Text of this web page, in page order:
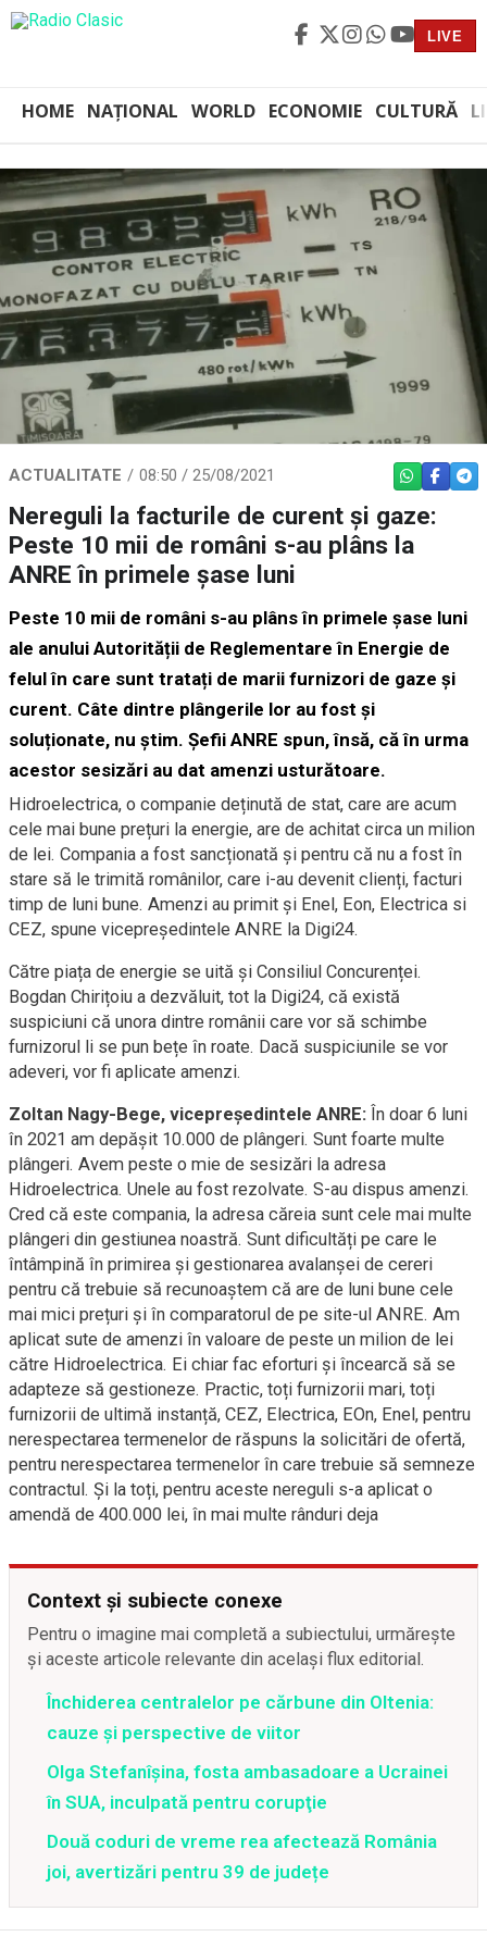
LIVE
HOME NAȚIONAL WORLD ECONOMIE CULTURĂ
ACTUALITATE 08:50 / 25/08/2021 WHATSAPP
Nereguli la facturile de curent și gaze:
Peste 10 mii de români s-au plâns la
ANRE în primele șase luni
Peste 10 mii de români s-au plâns în primele șase luni
ale anului Autorității de Reglementare în Energie de
felulîn care sunt tratați de marii furnizori de gaze și
curent. Câte dintre plângerile lor au fost și
soluționate, nu știm. Șefii ANRE spun,însă, căîn urma
acestor sesizări au dat amenzi usturătoare.
Hidroelectrica, o companie deținută de stat, care are acum
cele mai bune prețuri la energie, are de achitat circa un milion
de lei. Compania a fost sancționată și pentru că nu a fost în
stare să le trimită românilor, care i-au devenit clienți, facturi
timp de luni bune. Amenzi au primit și Enel, Eon, Electrica si
CEZ, spune vicepreședintele ANRE la Digi24.
Către piața de energie se uită și Consiliul Concurenței.
Bogdan Chirițoiu a dezvăluit, tot la Digi24, că există
suspiciuni că unora dintre românii care vor să schimbe
furnizorul li se pun bețe în roate. Dacă suspiciunile se vor
adeveri, vor fi aplicate amenzi.
Zoltan Nagy-Bege, vicepreședintele ANRE: În doar 6 luni
în 2021 am depășit 10.000 de plângeri. Sunt foarte multe
plângeri. Avem peste o mie de sesizări la adresa
Hidroelectrica. Unele au fost rezolvate. S-au dispus amenzi.
Cred că este compania, la adresa căreia sunt cele mai multe
plângeri din gestiunea noastră. Sunt dificultăți pe care le
întâmpină în primirea și gestionarea avalanșei de cereri
pentru că trebuie să recunoaștem că are de luni bune cele
mai mici prețuri și în comparatorul de pe site-ul ANRE. Am
aplicat sute de amenzi în valoare de peste un milion de lei
către Hidroelectrica. Ei chiar fac eforturi și încearcă să se
adapteze să gestioneze. Practic, toți furnizorii mari, toți
furnizorii de ultimă instanță, CEZ, Electrica, EOn, Enel, pentru
nerespectarea termenelor de răspuns la solicitări de ofertă,
pentru nerespectarea termenelor în care trebuie să semneze
contractul. Și la toți, pentru aceste nereguli s-a aplicat o
amendă de 400.000 lei, în mai multe rânduri deja
Context și subiecte conexe
Pentru o imagine mai completă a subiectului, urmărește
și aceste articole relevante din același flux editorial.
Închiderea centralelor pe cărbune din Oltenia:
cauze și perspective de viitor
Olga Stefanîşina, fosta ambasadoare a Ucrainei
în SUA, inculpată pentru corupţie
Două coduri de vreme rea afectează România
joi, avertizări pentru 39 de județe